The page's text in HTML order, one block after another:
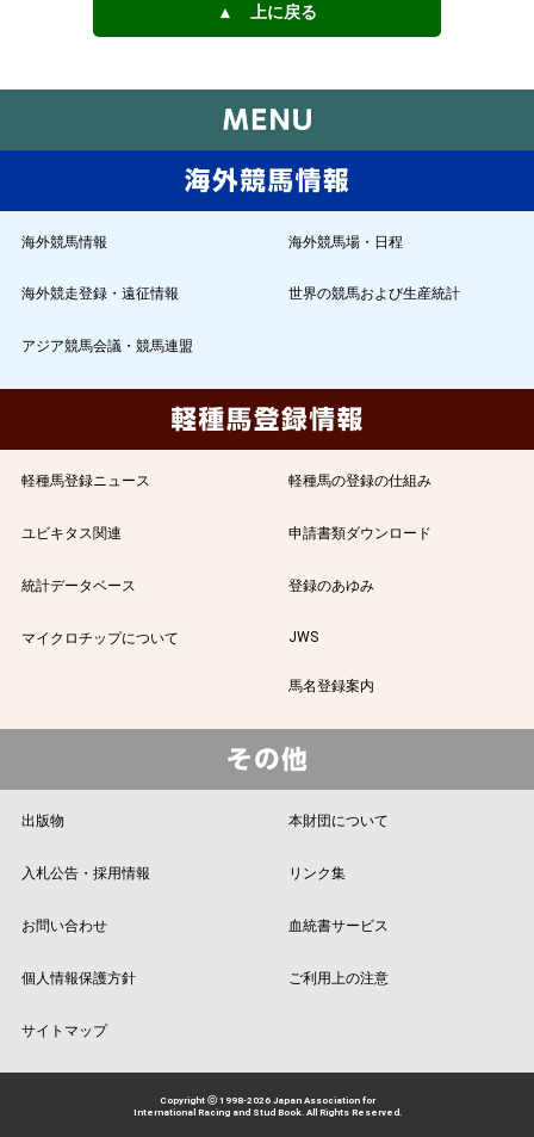
▲ 上に戻る
海外競馬情報 海外競馬場・日程
海外競走登録・遠征情報 世界の競馬および生産統計
アジア競馬会議・競馬連盟
軽種馬登録ニュース 軽種馬の登録の仕組み
ユビキタス関連 申請書類ダウンロード
統計データベース 登録のあゆみ
マイクロチップについて JWS
馬名登録案内
出版物 本財団について
入札公告・採用情報 リンク集
お問い合わせ 血統書サービス
個人情報保護方針 ご利用上の注意
サイトマップ
Copyright ⓒ 1998-2026 Japan Association for
International Racing and Stud Book. All Rights Reserved.